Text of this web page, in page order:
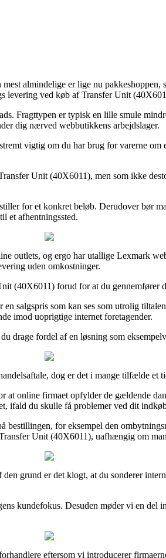
almindelige er lige nu
levering ved køb af Transfer Unit
Fragttypen er typisk en lille smule
dig nærved webbutikkens arbejdslager.
vigtig om du har brug for varerne om
Unit (40X6011), men som ikke
for et konkret beløb. Derudover bør
et afhentningssted.
og ergo har utallige Lexmark
uden omkostninger.
(40X6011) forud for at du gennemfører
salgspris som kan ses som utrolig
imod uoprigtige internet foretagender.
drage fordel af en løsning som
dog er det i mange tilfælde et
online firmaet opfylder de gældende
ifald du skulle få problemer ved dit
for eksempel den
Unit (40X6011), uafhængig om
grund er det klogt, at du sonderer
kundefokus. Desuden møder vi en del
eftersom vi introducerer